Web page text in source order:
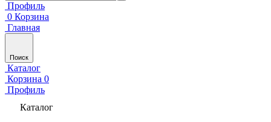
Профиль
0 Корзина
Главная
Поиск
Каталог
Корзина 0
Профиль
Каталог